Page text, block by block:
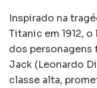
Inspirado na
Titanic em 1912,
dos
Jack (Leonardo
classe alta,